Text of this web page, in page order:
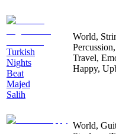
Turkish
Nights
Beat
Majed
Salih
World,
Travel,
Happy,
World,